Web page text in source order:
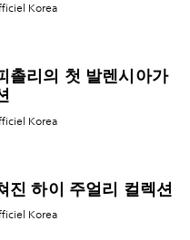
Korea
촐리의 첫 발렌시아가
Korea
진 하이 주얼리 컬렉션
Korea